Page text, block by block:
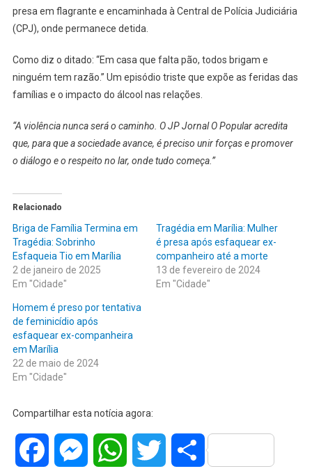
presa em flagrante e encaminhada à Central de Polícia Judiciária
(CPJ), onde permanece detida.
Como diz o ditado: “Em casa que falta pão, todos brigam e
ninguém tem razão.” Um episódio triste que expõe as feridas das
famílias e o impacto do álcool nas relações.
“A violência nunca será o caminho. O JP Jornal O Popular acredita
que, para que a sociedade avance, é preciso unir forças e promover
o diálogo e o respeito no lar, onde tudo começa.”
Relacionado
Briga de Família Termina em
Tragédia: Sobrinho
Esfaqueia Tio em Marília
2 de janeiro de 2025
Em "Cidade"
Tragédia em Marília: Mulher
é presa após esfaquear ex-
companheiro até a morte
13 de fevereiro de 2024
Em "Cidade"
Homem é preso por tentativa
de feminicídio após
esfaquear ex-companheira
em Marília
22 de maio de 2024
Em "Cidade"
Compartilhar esta notícia agora:
Facebook MessengerWhatsAppTwitter Share